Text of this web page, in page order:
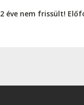
éve nem frissült!